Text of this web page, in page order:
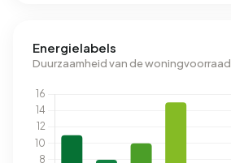
Energielabels
Duurzaamheid van de woningvoorraad